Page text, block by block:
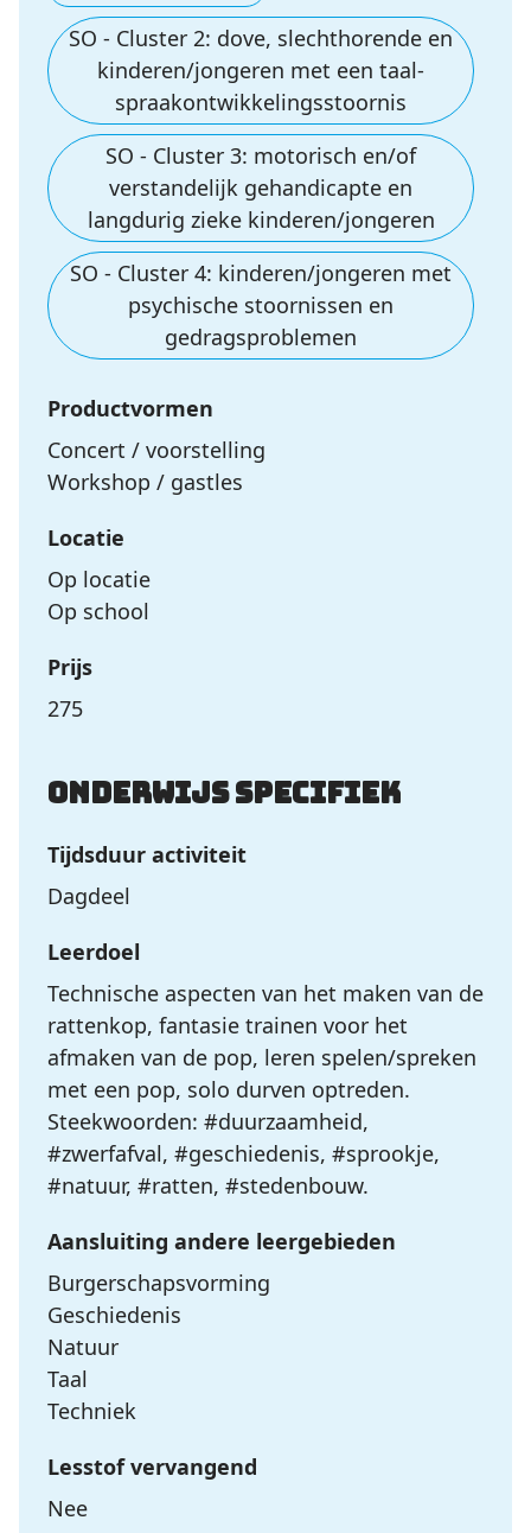
SO - Cluster 2: dove, slechthorende en
kinderen/jongeren met een taal-
spraakontwikkelingsstoornis
SO - Cluster 3: motorisch en/of
verstandelijk gehandicapte en
langdurig zieke kinderen/jongeren
SO - Cluster 4: kinderen/jongeren met
psychische stoornissen en
gedragsproblemen
Productvormen
Concert / voorstelling
Workshop / gastles
Locatie
Op locatie
Op school
Prijs
275
Onderwijs specifiek
Tijdsduur activiteit
Dagdeel
Leerdoel
Technische aspecten van het maken van de
rattenkop, fantasie trainen voor het
afmaken van de pop, leren spelen/spreken
met een pop, solo durven optreden.
Steekwoorden: #duurzaamheid,
#zwerfafval, #geschiedenis, #sprookje,
#natuur, #ratten, #stedenbouw.
Aansluiting andere leergebieden
Burgerschapsvorming
Geschiedenis
Natuur
Taal
Techniek
Lesstof vervangend
Nee